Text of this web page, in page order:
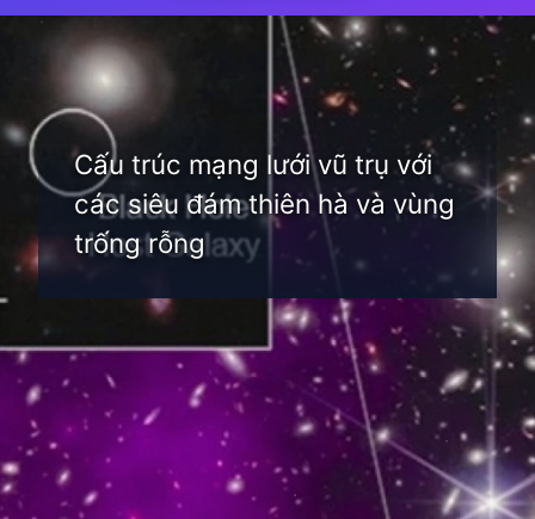
Đang mở
Cấu trúc mạng lưới vũ trụ với
các siêu đám thiên hà và vùng
trống rỗng